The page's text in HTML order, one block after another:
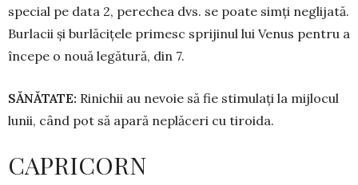
special pe data 2, perechea dvs. se poate simți neglijată.
Burlacii și burlăcițele primesc sprijinul lui Venus pentru a
începe o nouă legătură, din 7.
SĂNĂTATE: Rinichii au nevoie să fie sti­mulați la mijlocul
lunii, când pot să apară neplăceri cu tiroida.
CAPRICORN